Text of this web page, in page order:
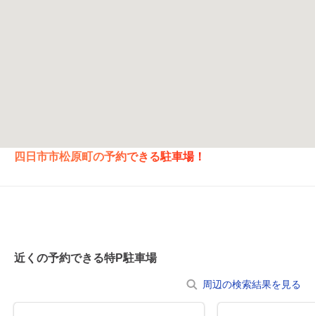
四日市市松原町の予約できる駐車場！
近くの予約できる特P駐車場
周辺の検索結果を見る